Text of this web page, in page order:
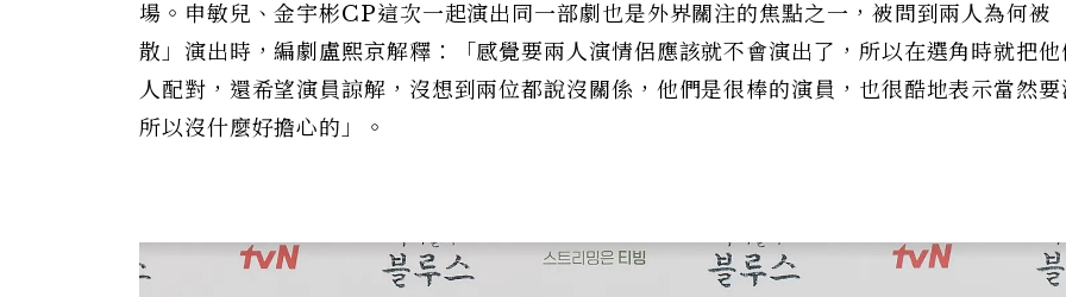
場。申敏兒、金宇彬CP這次一起演出同一部劇也是外界關注的焦點之一，被問到兩人為何被
散」演出時，編劇盧熙京解釋：「感覺要兩人演情侶應該就不會演出了，所以在選角時就把
人配對，還希望演員諒解，沒想到兩位都說沒關係，他們是很棒的演員，也很酷地表示當然
所以沒什麼好擔心的」。